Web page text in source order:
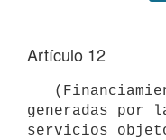
Artículo 12
generadas por
servicios